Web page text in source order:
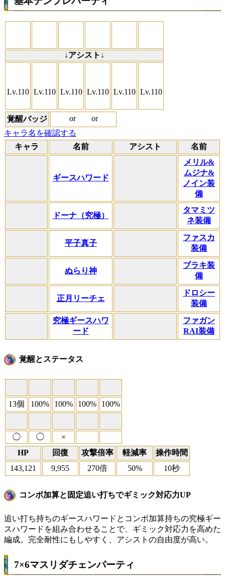
↓アシスト↓
Lv.110 Lv.110 Lv.110 Lv.110 Lv.110 Lv.110
覚醒バッジ or
or
キャラ名を確認する
キャラ
名前 アシスト 名前
ギースハワード
メリル&
ムジナ&
ノイン装
備
ドーナ（究極）
タマミツ
ネ装備
平子真子
ファスカ
装備
ぬらり神
ブラキ装
備
正月リーチェ
ドロシー
装備
究極ギースハワ
ード
ファガン
RAI装備
覚醒とステータス
13個 100% 100% 100% 100%
◯ ◯
×
HP
回復 攻撃倍率 軽減率
操作時間
143,121
9,955 270倍 50% 10秒
コンボ加算と固定追い打ちでギミック対応力UP
追い打ち持ちのギースハワードとコンボ加算持ちの究極ギー
スハワードを組み合わせることで、ギミック対応力を高めた
編成。完全耐性にもしやすく、アシストの自由度が高い。
7×6マスリダチェンパーティ